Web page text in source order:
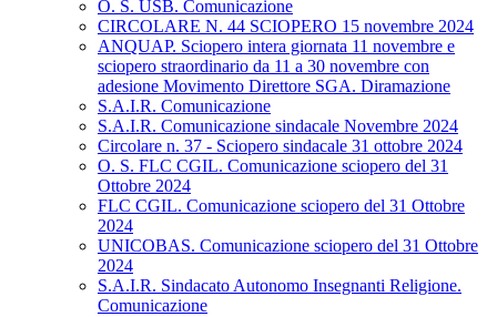
O. S. USB. Comunicazione
CIRCOLARE N. 44 SCIOPERO 15 novembre 2024
ANQUAP. Sciopero intera giornata 11 novembre e
sciopero straordinario da 11 a 30 novembre con
adesione Movimento Direttore SGA. Diramazione
S.A.I.R. Comunicazione
S.A.I.R. Comunicazione sindacale Novembre 2024
Circolare n. 37 - Sciopero sindacale 31 ottobre 2024
O. S. FLC CGIL. Comunicazione sciopero del 31
Ottobre 2024
FLC CGIL. Comunicazione sciopero del 31 Ottobre
2024
UNICOBAS. Comunicazione sciopero del 31 Ottobre
2024
S.A.I.R. Sindacato Autonomo Insegnanti Religione.
Comunicazione